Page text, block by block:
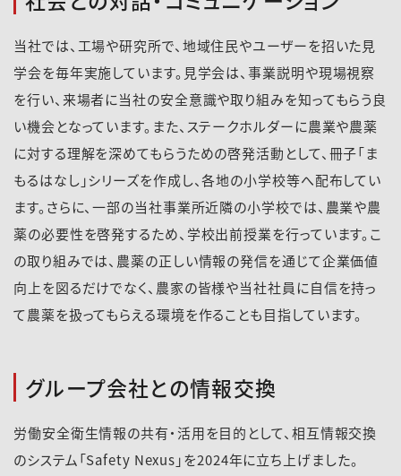
当社では、工場や研究所で、地域住民やユーザーを招いた見
学会を毎年実施しています。見学会は、事業説明や現場視察
を行い、来場者に当社の安全意識や取り組みを知ってもらう良
い機会となっています。また、ステークホルダーに農業や農薬
に対する理解を深めてもらうための啓発活動として、冊子「ま
もるはなし」シリーズを作成し、各地の小学校等へ配布してい
ます。さらに、一部の当社事業所近隣の小学校では、農業や農
薬の必要性を啓発するため、学校出前授業を行っています。こ
の取り組みでは、農薬の正しい情報の発信を通じて企業価値
向上を図るだけでなく、農家の皆様や当社社員に自信を持っ
て農薬を扱ってもらえる環境を作ることも目指しています。
グループ会社との情報交換
労働安全衛生情報の共有・活用を目的として、相互情報交換
のシステム「Safety Nexus」を2024年に立ち上げました。